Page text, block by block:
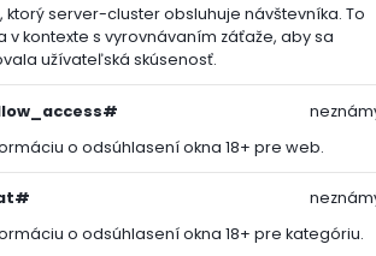
ktorý server-cluster obsluhuje návštevníka. To
v kontexte s vyrovnávaním záťaže, aby sa
užívateľská skúsenosť.
o odsúhlasení okna 18+ pre web.
o odsúhlasení okna 18+ pre kategóriu.